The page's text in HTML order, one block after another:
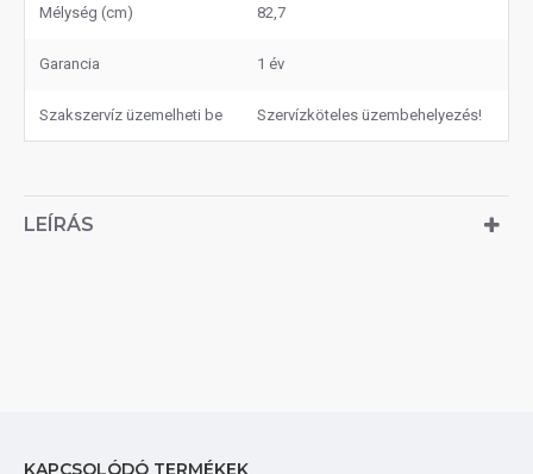
Mélység (cm) 82,7
Garancia 1 év
Szakszervíz üzemelheti be Szervízköteles üzembehelyezés!
LEÍRÁS
KAPCSOLÓDÓ TERMÉKEK